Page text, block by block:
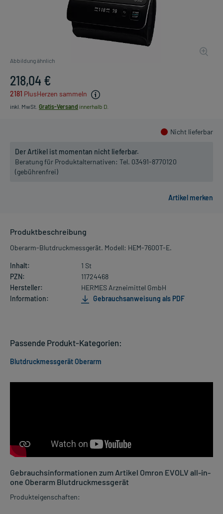
Abbildung ähnlich
218,04 €
2181 PlusHerzen sammeln
inkl. MwSt. Gratis-Versand innerhalb D.
Nicht lieferbar
Der Artikel ist momentan nicht lieferbar.
Beratung für Produktalternativen: Tel. 03491-8770120
(gebührenfrei)
Produktbeschreibung
Oberarm-Blutdruckmessgerät. Modell: HEM-7600T-E.
Inhalt:
1 St
PZN:
11724468
Hersteller:
HERMES Arzneimittel GmbH
Information:
Gebrauchsanweisung als PDF
Gebrauchsinformationen zum Artikel Omron EVOLV all-in-
one Oberarm Blutdruckmessgerät
Produkteigenschaften:
Passende Produkt-Kategorien:
Blutdruckmessgerät Oberarm